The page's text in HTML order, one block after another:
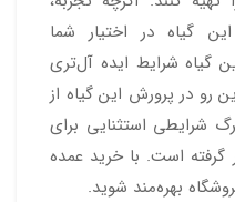
گیاه در اختیار شما
گیاه شرایط ایده آل‌تری
رو در پرورش این گیاه از
شرایطی استثنایی برای
است. با خرید عمده
بهره‌مند شوید.